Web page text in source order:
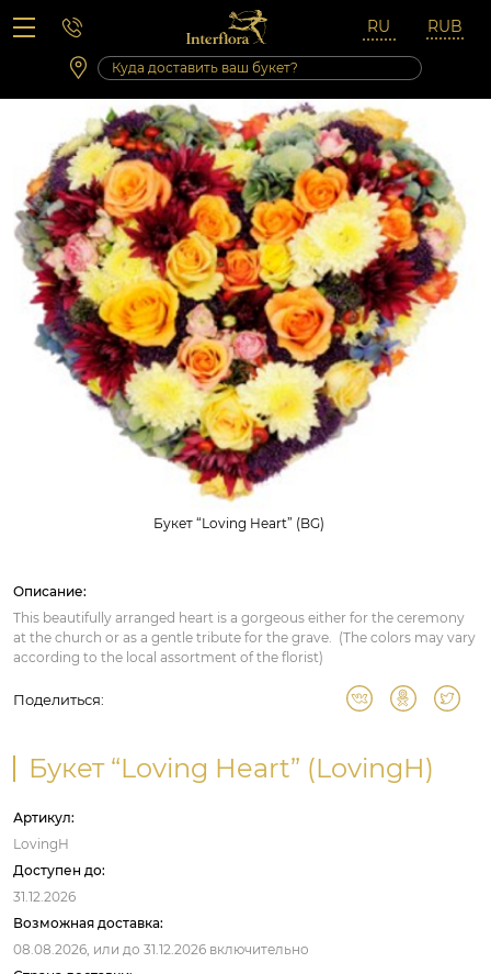
Вопросы-ответы
Сб 10:00 ‐ 14:00
Выходные и праздничные дни
Букет “Loving Heart” (BG)
Описание:
This beautifully arranged heart is a gorgeous either for the ceremony
at the church or as a gentle tribute for the grave. (The colors may vary
according to the local assortment of the florist)
Поделиться:
Букет “Loving Heart” (LovingH)
Артикул:
LovingH
Доступен до:
31.12.2026
Возможная доставка:
08.08.2026, или до 31.12.2026 включительно